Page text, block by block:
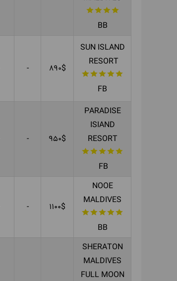
BB
SUN ISLAND
RESORT
FB
890$
-
PARADISE
ISIAND
RESORT
FB
950$
-
NOOE
MALDIVES
BB
1100$
-
SHERATON
MALDIVES
FULL MOON